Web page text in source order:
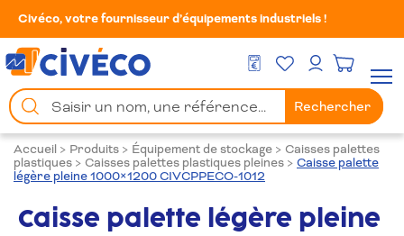
Civéco, votre fournisseur d’équipements industriels !
DEVIS GRATUIT
Mes FavorisMon compte
Chercher
un
produit
Rechercher
Accueil > Produits > Équipement de stockage > Caisses palettes
plastiques > Caisses palettes plastiques pleines > Caisse palette
légère pleine 1000×1200 CIVCPPECO-1012
Caisse palette légère pleine